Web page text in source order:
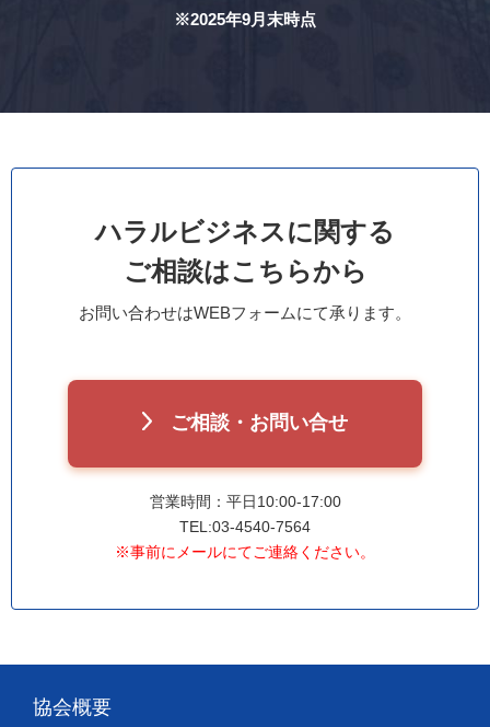
※2025年9月末時点
ハラルビジネスに関する
ご相談はこちらから
お問い合わせはWEBフォームにて承ります。
ご相談・お問い合せ
営業時間：平日10:00-17:00
TEL:03-4540-7564
※事前にメールにてご連絡ください。
協会概要